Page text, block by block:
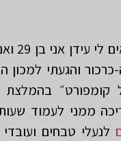
שלום
והגעתי למכון
קומפורט״
ממני לעמוד
לנעלי טבחים